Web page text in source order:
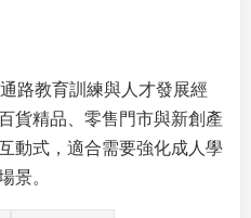
路教育訓練與人才發展經
貨精品、零售門市與新創產
動式，適合需要強化成人學
景。